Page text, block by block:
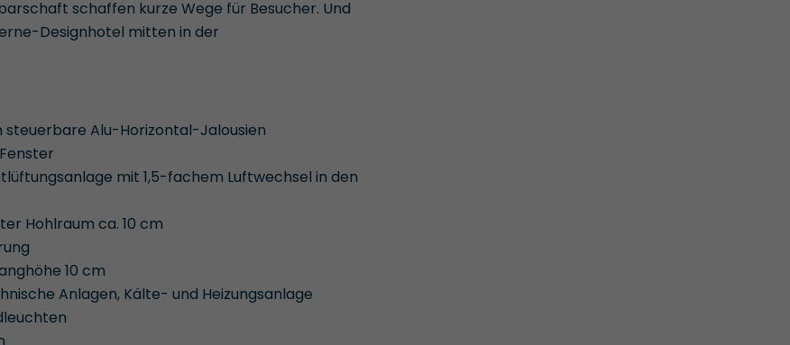
schaffen kurze Wege für Besucher. Und
Designhotel mitten in der
Alu-Horizontal-Jalousien
mit 1,5-fachem Luftwechsel in den
Hohlraum ca. 10 cm
10 cm
Anlagen, Kälte- und Heizungsanlage